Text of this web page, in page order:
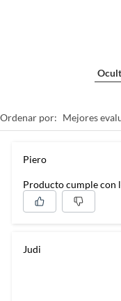
Ordenar por: Mejores
Piero
Producto cumple con
Judi